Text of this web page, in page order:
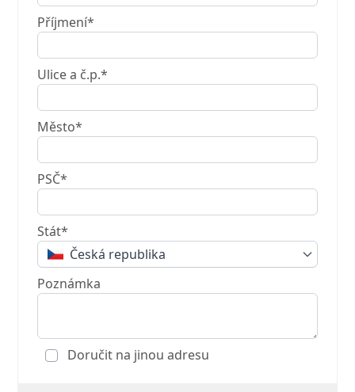
Příjmení*
Ulice a č.p.*
Město*
PSČ*
Stát*
Česká republika
Poznámka
Doručit na jinou adresu